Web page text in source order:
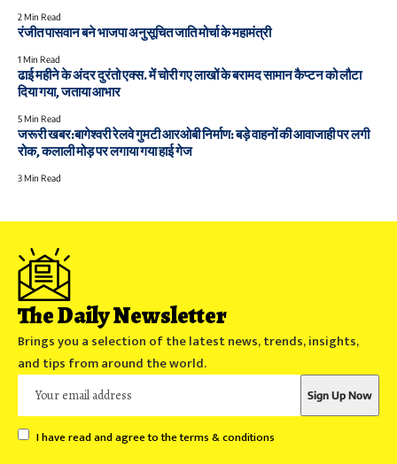
2 Min Read
रंजीत पासवान बने भाजपा अनुसूचित जाति मोर्चा के महामंत्री
1 Min Read
ढाई महीने के अंदर दुरंतो एक्स. में चोरी गए लाखों के बरामद सामान कैप्टन को लौटा
दिया गया, जताया आभार
5 Min Read
जरूरी खबर:बागेश्वरी रेलवे गुमटी आरओबी निर्माण: बड़े वाहनों की आवाजाही पर लगी
रोक, कलाली मोड़ पर लगाया गया हाई गेज
3 Min Read
The Daily Newsletter
Brings you a selection of the latest news, trends, insights,
and tips from around the world.
I have read and agree to the terms & conditions